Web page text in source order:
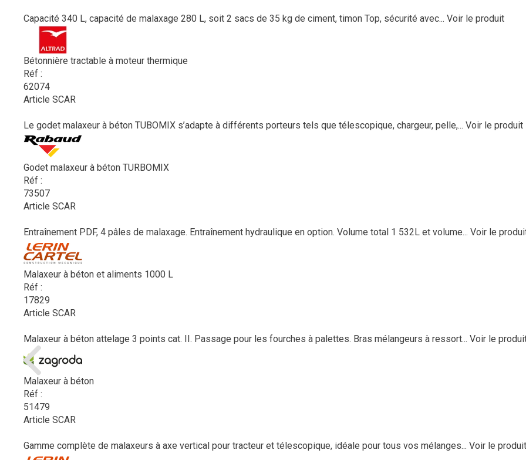
Capacité 340 L, capacité de malaxage 280 L, soit 2 sacs de 35 kg de ciment, timon Top, sécurité avec... Voir le produit
Bétonnière tractable à moteur thermique
Réf :
62074
Article SCAR
Le godet malaxeur à béton TUBOMIX s’adapte à différents porteurs tels que télescopique, chargeur, pelle,... Voir le produit
Godet malaxeur à béton TURBOMIX
Réf :
73507
Article SCAR
Entraînement PDF, 4 pâles de malaxage. Entraînement hydraulique en option. Volume total 1 532L et volume... Voir le
Malaxeur à béton et aliments 1000 L
Réf :
17829
Article SCAR
Malaxeur à béton attelage 3 points cat. II. Passage pour les fourches à palettes. Bras mélangeurs à ressort... Voir le
Malaxeur à béton
Réf :
51479
Article SCAR
Gamme complète de malaxeurs à axe vertical pour tracteur et télescopique, idéale pour tous vos mélanges... Voir le produit